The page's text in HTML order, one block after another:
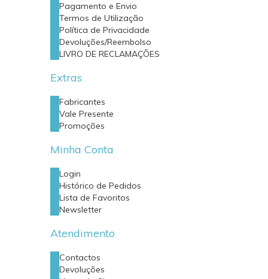
Pagamento e Envio
Termos de Utilização
Política de Privacidade
Devoluções/Reembolso
LIVRO DE RECLAMAÇÕES
Extras
Fabricantes
Vale Presente
Promoções
Minha Conta
Login
Histórico de Pedidos
Lista de Favoritos
Newsletter
Atendimento
Contactos
Devoluções